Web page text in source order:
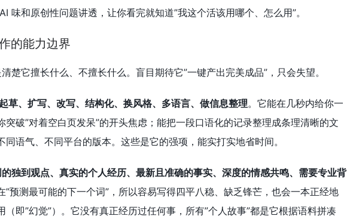
味和原创性问题讲透，让你看完就知道”我这个活该用哪个、怎么用”。
的能力边界
楚它擅长什么、不擅长什么。盲目期待它”一键产出完美成品”，只会失望。
草、扩写、改写、结构化、换风格、多语言、做信息整理。它能在几秒内给你一
突破”对着空白页发呆”的开头焦虑；能把一段口语化的记录整理成条理清晰的文
语气、不同平台的版本。这些是它的强项，能实打实地省时间。
的独到观点、真实的个人经历、最新且准确的事实、深度的情感共鸣、需要专业背
”预测最可能的下一个词”，所以容易写得四平八稳、缺乏锋芒，也会一本正经地
即”幻觉”）。它没有真正经历过任何事，所有”个人故事”都是它根据语料拼凑